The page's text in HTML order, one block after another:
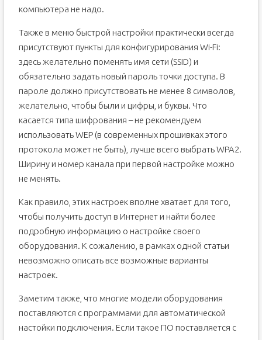
компьютера не надо.
Также в меню быстрой настройки практически всегда
присутствуют пункты для конфигурирования Wi-Fi:
здесь желательно поменять имя сети (SSID) и
обязательно задать новый пароль точки доступа. В
пароле должно присутствовать не менее 8 символов,
желательно, чтобы были и цифры, и буквы. Что
касается типа шифрования – не рекомендуем
использовать WEP (в современных прошивках этого
протокола может не быть), лучше всего выбрать WPA2.
Ширину и номер канала при первой настройке можно
не менять.
Как правило, этих настроек вполне хватает для того,
чтобы получить доступ в Интернет и найти более
подробную информацию о настройке своего
оборудования. К сожалению, в рамках одной статьи
невозможно описать все возможные варианты
настроек.
Заметим также, что многие модели оборудования
поставляются с программами для автоматической
настойки подключения. Если такое ПО поставляется с